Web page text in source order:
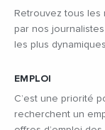
Retrouvez tous
par nos
les plus dynamiques
EMPLOI
C’est une priorité
recherchent un